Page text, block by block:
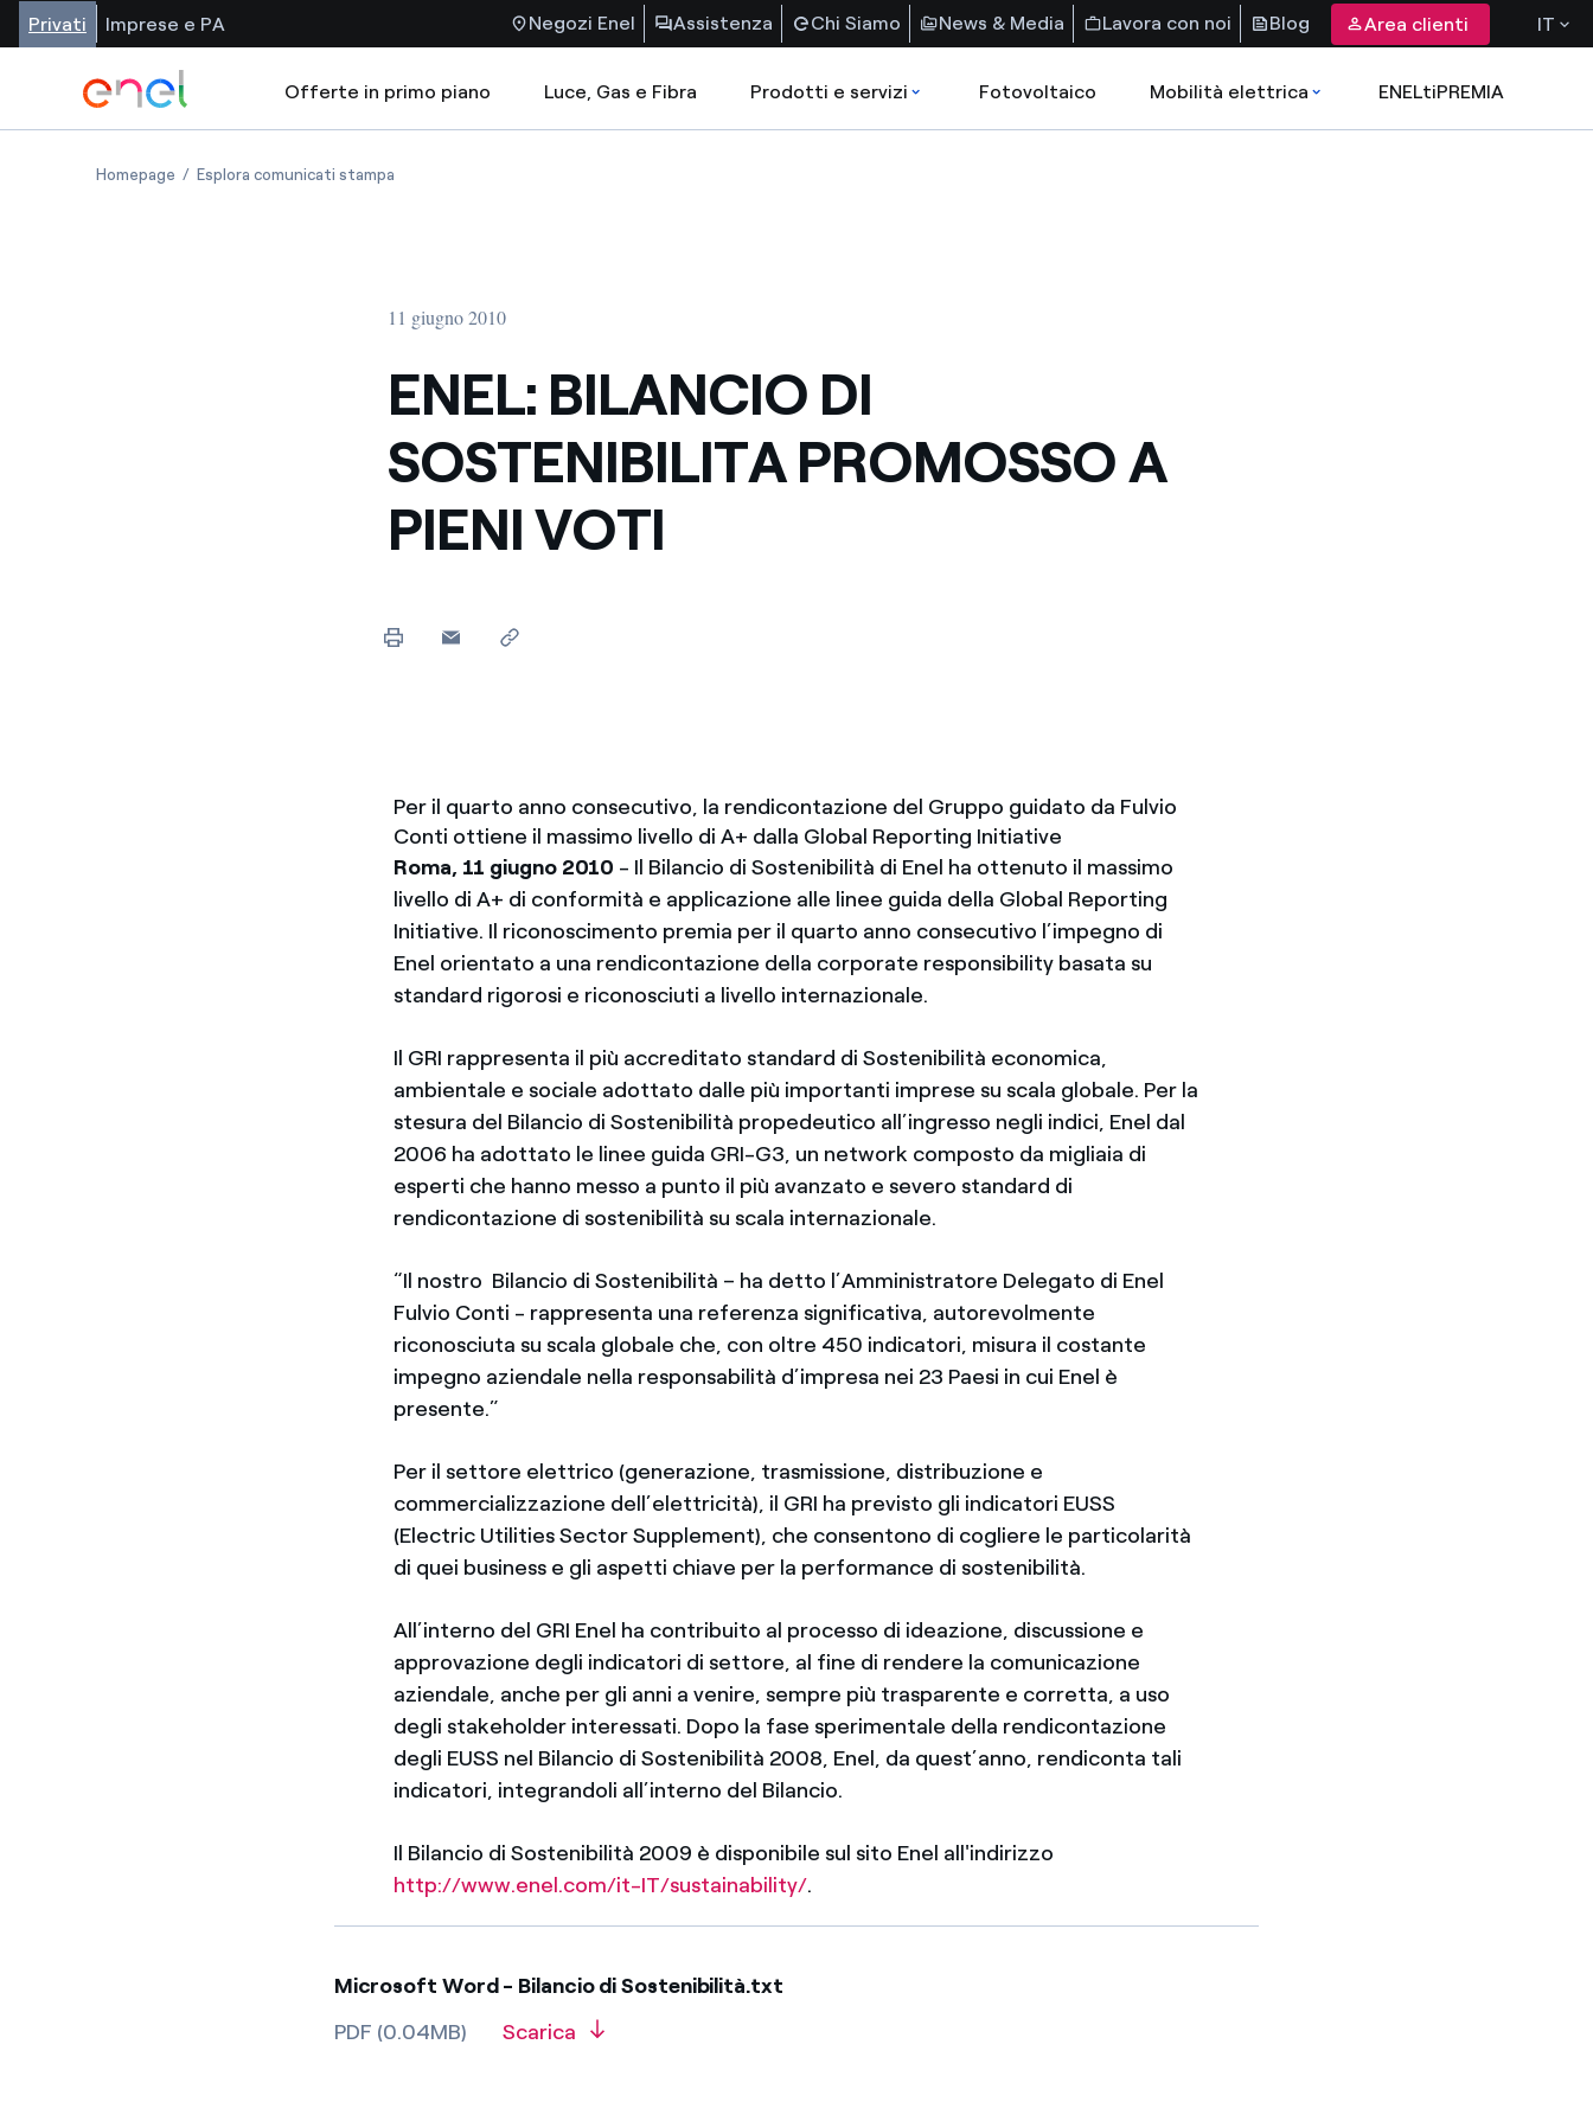
Privati Imprese e PA Negozi Enel Assistenza Chi Siamo News & Media Lavora con noi Blog Area clienti IT
Offerte in primo piano Luce, Gas e Fibra Prodotti e servizi Fotovoltaico Mobilità elettrica ENELtiPREMIA
Homepage Esplora comunicati stampa
11 giugno 2010
ENEL: BILANCIO DI
SOSTENIBILITA PROMOSSO A
PIENI VOTI
Per il quarto anno consecutivo, la rendicontazione del Gruppo guidato da Fulvio
Conti ottiene il massimo livello di A+ dalla Global Reporting Initiative
Roma, 11 giugno 2010 - Il Bilancio di Sostenibilità di Enel ha ottenuto il massimo
livello di A+ di conformità e applicazione alle linee guida della Global Reporting
Initiative. Il riconoscimento premia per il quarto anno consecutivo l’impegno di
Enel orientato a una rendicontazione della corporate responsibility basata su
standard rigorosi e riconosciuti a livello internazionale.
Il GRI rappresenta il più accreditato standard di Sostenibilità economica,
ambientale e sociale adottato dalle più importanti imprese su scala globale. Per la
stesura del Bilancio di Sostenibilità propedeutico all’ingresso negli indici, Enel dal
2006 ha adottato le linee guida GRI-G3, un network composto da migliaia di
esperti che hanno messo a punto il più avanzato e severo standard di
rendicontazione di sostenibilità su scala internazionale.
“Il nostro Bilancio di Sostenibilità – ha detto l’Amministratore Delegato di Enel
Fulvio Conti - rappresenta una referenza significativa, autorevolmente
riconosciuta su scala globale che, con oltre 450 indicatori, misura il costante
impegno aziendale nella responsabilità d’impresa nei 23 Paesi in cui Enel è
presente.”
Per il settore elettrico (generazione, trasmissione, distribuzione e
commercializzazione dell’elettricità), il GRI ha previsto gli indicatori EUSS
(Electric Utilities Sector Supplement), che consentono di cogliere le particolarità
di quei business e gli aspetti chiave per la performance di sostenibilità.
All’interno del GRI Enel ha contribuito al processo di ideazione, discussione e
approvazione degli indicatori di settore, al fine di rendere la comunicazione
aziendale, anche per gli anni a venire, sempre più trasparente e corretta, a uso
degli stakeholder interessati. Dopo la fase sperimentale della rendicontazione
degli EUSS nel Bilancio di Sostenibilità 2008, Enel, da quest’anno, rendiconta tali
indicatori, integrandoli all’interno del Bilancio.
Il Bilancio di Sostenibilità 2009 è disponibile sul sito Enel all'indirizzo
http://www.enel.com/it-IT/sustainability/.
Microsoft Word - Bilancio di Sostenibilità.txt
PDF (0.04MB)
Scarica